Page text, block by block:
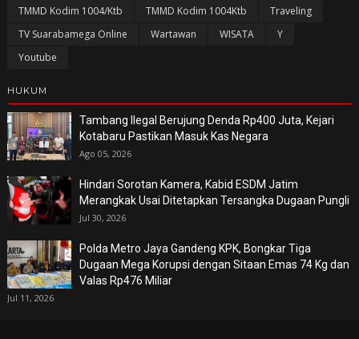
TMMD Kodim 1004/Ktb
TMMD Kodim 1004Ktb
Traveling
TV Suarabamega Online
Wartawan WISATA
Y
Youtube
HUKUM
Tambang Ilegal Berujung Denda Rp400 Juta, Kejari
Kotabaru Pastikan Masuk Kas Negara
Ago 05, 2026
Hindari Sorotan Kamera, Kabid ESDM Jatim
Merangkak Usai Ditetapkan Tersangka Dugaan Pungli
Jul 30, 2026
Polda Metro Jaya Gandeng KPK, Bongkar Tiga
Dugaan Mega Korupsi dengan Sitaan Emas 74 Kg dan
Valas Rp476 Miliar
Jul 11, 2026